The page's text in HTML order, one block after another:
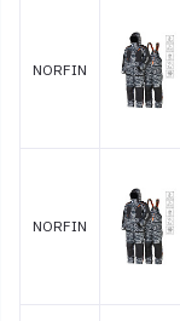
NORFIN
NORFIN